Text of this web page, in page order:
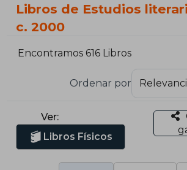
Libros de Estudios
c. 2000
Encontramos 616 Libros
Ordenar por
Ver:
Libros Físicos